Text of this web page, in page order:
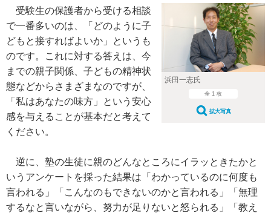
浜田一志氏
全 1 枚
拡大写真
受験生の保護者から受ける相談
で一番多いのは、「どのように子
どもと接すればよいか」というも
のです。これに対する答えは、今
までの親子関係、子どもの精神状
態などからさまざまなのですが、
「私はあなたの味方」という安心
感を与えることが基本だと考えて
ください。
逆に、塾の生徒に親のどんなところにイラッときたかと
いうアンケートを採った結果は「わかっているのに何度も
言われる」「こんなのもできないのかと言われる」「無理
するなと言いながら、努力が足りないと怒られる」「教え